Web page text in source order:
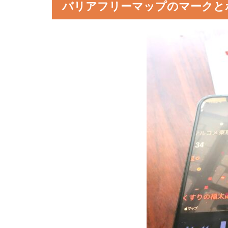
バリアフリーマップのマーク